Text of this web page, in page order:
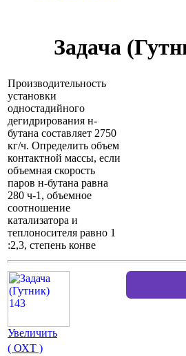
Задача
Производительность
установки
одностадийного
дегидрирования н-
бутана составляет 2750
кг/ч. Определить объем
контактной массы, если
объемная скорость
паров н-бутана равна
280 ч-1, объемное
соотношение
катализатора и
теплоносителя равно 1
:2,3, степень конве
Увеличить
( ОХТ )